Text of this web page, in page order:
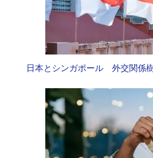
日本とシンガポール 外交関係